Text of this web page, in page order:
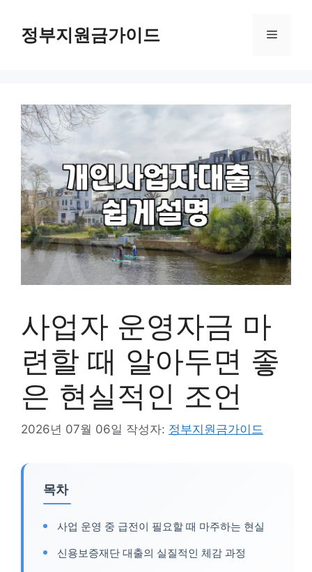
정부지원금가이드 메
사업자 운영자금 마
련할 때 알아두면 좋
은 현실적인 조언
2026년 07월 06일 작성자: 정부지원금가이드
목차
사업 운영 중 급전이 필요할 때 마주하는 현실
신용보증재단 대출의 실질적인 체감 과정